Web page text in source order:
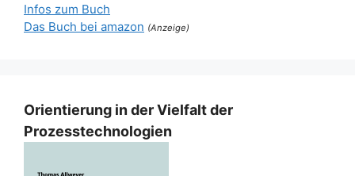
Infos zum Buch
Das Buch bei amazon (Anzeige)
Orientierung in der Vielfalt der
Prozesstechnologien